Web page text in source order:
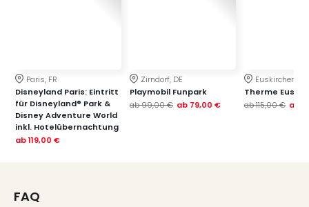
Paris, FR
Disneyland Paris: Eintritt
für Disneyland® Park &
Disney Adventure World
inkl. Hotelübernachtung
ab119,00 €
Zirndorf, DE
Playmobil Funpark
ab99,00 € ab 79,00 €
Euskirchen, DE
Therme
ab115,00 € ab
FAQ